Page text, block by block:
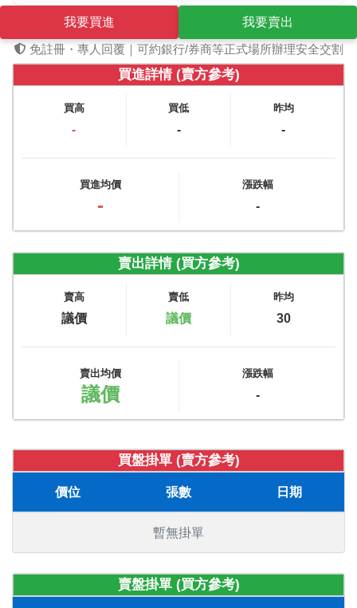
我要買進
我要賣出
免註冊・專人回覆｜可約銀行/券商等正式場所辦理安全交割
買進詳情 (賣方參考)
買高
-
買低
-
昨均
-
買進均價
-
漲跌幅
-
賣出詳情 (買方參考)
賣高
議價
賣低
議價
昨均
30
賣出均價
議價
漲跌幅
-
買盤掛單 (賣方參考)
價位 張數 日期
暫無掛單
賣盤掛單 (買方參考)